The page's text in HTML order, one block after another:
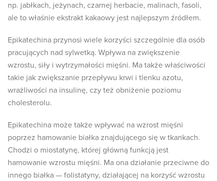
np. jabłkach, jeżynach, czarnej herbacie, malinach, fasoli,
ale to właśnie ekstrakt kakaowy jest najlepszym źródłem.
Epikatechina przynosi wiele korzyści szczególnie dla osób
pracujących nad sylwetką. Wpływa na zwiększenie
wzrostu, siły i wytrzymałości mięśni. Ma także właściwości
takie jak zwiększanie przepływu krwi i tlenku azotu,
wrażliwości na insulinę, czy też obniżenie poziomu
cholesterolu.
Epikatechina może także wpływać na wzrost mięśni
poprzez hamowanie białka znajdującego się w tkankach.
Chodzi o miostatynę, której główną funkcją jest
hamowanie wzrostu mięśni. Ma ona działanie przeciwne do
innego białka — folistatyny, działającej na korzyść wzrostu